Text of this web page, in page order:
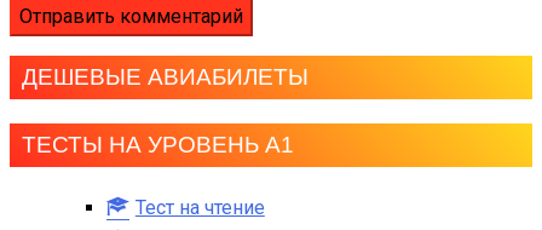
ДЕШЕВЫЕ АВИАБИЛЕТЫ
ТЕСТЫ НА УРОВЕНЬ А1
Тест на чтение